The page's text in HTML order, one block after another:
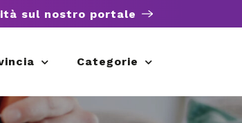
sul nostro portale
Categorie